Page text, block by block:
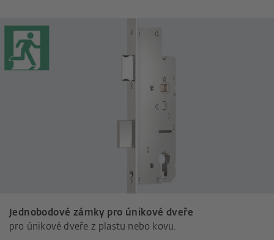
Jednobodové zámky pro únikové dveře
pro únikové dveře z plastu nebo kovu.